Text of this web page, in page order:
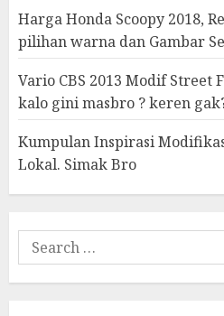
Harga Honda Scoopy 2018,
pilihan warna dan Gambar
Vario CBS 2013 Modif Street
kalo gini masbro ? keren
Kumpulan Inspirasi
Lokal. Simak Bro
Search
for: